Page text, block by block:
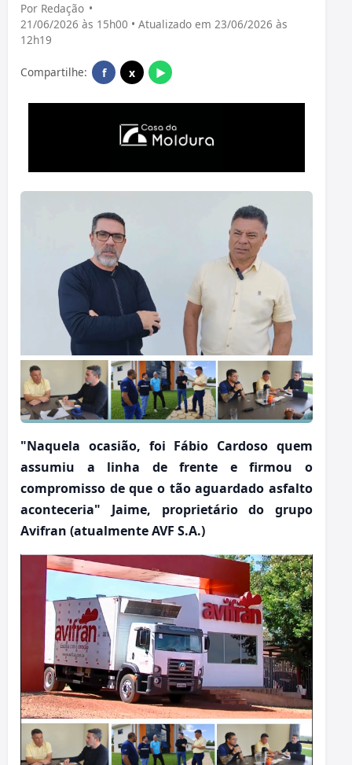
Por Redação •
21/06/2026 às 15h00 • Atualizado em 23/06/2026 às
12h19
Compartilhe: f x ▶
"Naquela ocasião, foi Fábio Cardoso quem
assumiu a linha de frente e firmou o
compromisso de que o tão aguardado asfalto
aconteceria" Jaime, proprietário do grupo
Avifran (atualmente AVF S.A.)